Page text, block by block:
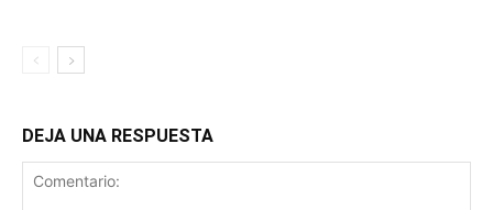
DEJA UNA RESPUESTA